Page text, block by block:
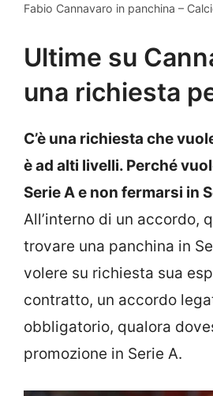
Fabio Cannavaro in panchina –
Ultime su
una richiesta
C’è una richiesta che
è ad alti livelli. Perché
Serie A e non fermarsi in
All’interno di un accordo,
trovare una panchina in
volere su richiesta sua
contratto, un accordo
obbligatorio, qualora
promozione in Serie A.